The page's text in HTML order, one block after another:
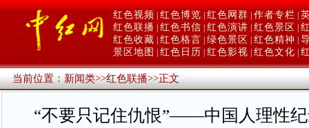
红色视频 红色博览 红色网群 作者专栏
红色联播 红色书信 红色演讲 红色景区
红色收藏 红色格言 绿色景区 红色精神
景区地图
红色日历 红色影视 红色文化
当前位置：新闻类>>红色联播>>正文
“不要只记住仇恨”——中国人理性